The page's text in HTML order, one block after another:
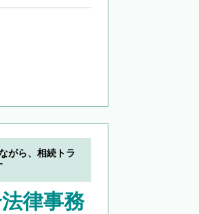
がら、相続トラ
律事務